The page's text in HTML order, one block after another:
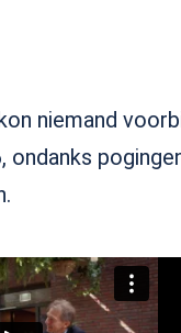
niemand
ondanks